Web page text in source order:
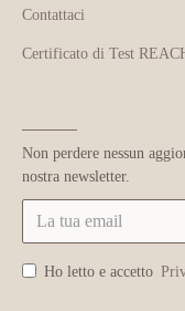
Contattaci
Certificato di Test
Non perdere nessun
nostra newsletter.
Ho letto e accetto